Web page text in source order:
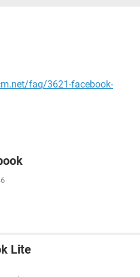
faq/3621-facebook-
Lite